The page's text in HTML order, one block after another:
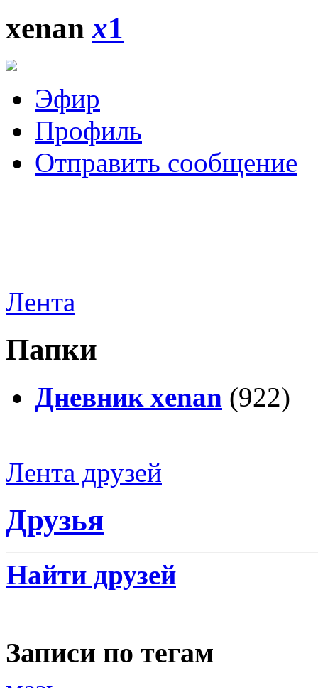
xenanx1
Эфир
Профиль
Отправить сообщение
Лента
Папки
Дневник xenan (922)
Лента друзей
Друзья
Найти друзей
Записи по тегам